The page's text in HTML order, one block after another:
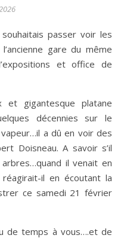
gare du même
et office de
et gigantesque platane
décennies sur le
a dû en voir des
Doisneau. A savoir s’il
il venait en
il en écoutant la
ce samedi 21 février
de temps à vous….et de